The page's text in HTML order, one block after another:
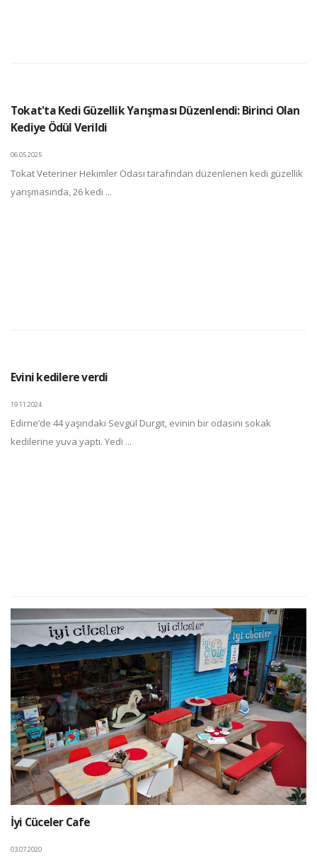
Tokat'ta Kedi Güzellik Yarışması Düzenlendi: Birinci Olan
Kediye Ödül Verildi
06.05.2025
Tokat Veteriner Hekimler Odası tarafından düzenlenen kedi güzellik
yarışmasında, 26 kedi ...
Evini kedilere verdi
19.11.2024
Edirne’de 44 yaşındaki Sevgül Durgit, evinin bir odasını sokak
kedilerine yuva yaptı. Yedi ...
İyi Cüceler Cafe
03.07.2020